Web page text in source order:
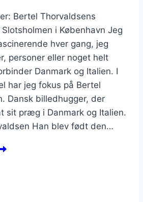
Bertel Thorvaldsens
i København Jeg
hver gang, jeg
personer eller noget helt
Danmark og Italien. I
har jeg fokus på Bertel
Dansk billedhugger, der
sit præg i Danmark og Italien.
Han blev født den…